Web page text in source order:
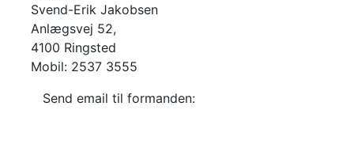
Svend-Erik Jakobsen
Anlægsvej 52,
4100 Ringsted
Mobil: 2537 3555
Send email til formanden: